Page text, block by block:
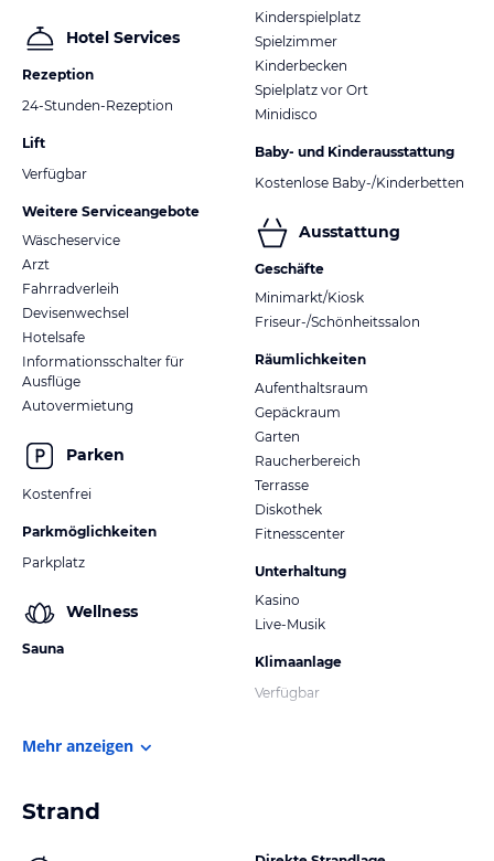
Hotel Services
Rezeption
24-Stunden-Rezeption
Lift
Verfügbar
Weitere Serviceangebote
Wäscheservice
Arzt
Fahrradverleih
Devisenwechsel
Hotelsafe
Informationsschalter für
Ausflüge
Autovermietung
Parken
Kostenfrei
Parkmöglichkeiten
Parkplatz
Wellness
Sauna
Kinderspielplatz
Spielzimmer
Kinderbecken
Spielplatz vor Ort
Minidisco
Baby- und Kinderausstattung
Kostenlose Baby-/Kinderbetten
Ausstattung
Geschäfte
Minimarkt/Kiosk
Friseur-/Schönheitssalon
Räumlichkeiten
Aufenthaltsraum
Gepäckraum
Garten
Raucherbereich
Terrasse
Diskothek
Fitnesscenter
Unterhaltung
Kasino
Live-Musik
Klimaanlage
Verfügbar
Mehr anzeigen
Strand